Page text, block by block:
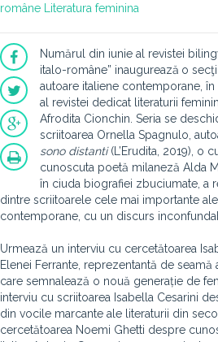
române
Literatura feminina
Numărul din iunie al revistei
italo-române” inaugurează o
autoare italiene contemporane,
al revistei dedicat literaturii
Afrodita Cionchin. Seria se
scriitoarea Ornella Spagnulo,
sono distanti(L’Erudita, 2019), o
cunoscuta poetă milaneză Alda
în ciuda biografiei zbuciumate, a
dintre scriitoarele cele mai importante
contemporane, cu un discurs
Urmează un interviu cu cercetătoarea
Elenei Ferrante, reprezentantă de seamă
care semnalează o nouă generație de
interviu cu scriitoarea Isabella Cesarini
din vocile marcante ale literaturii din
cercetătoarea Noemi Ghetti despre